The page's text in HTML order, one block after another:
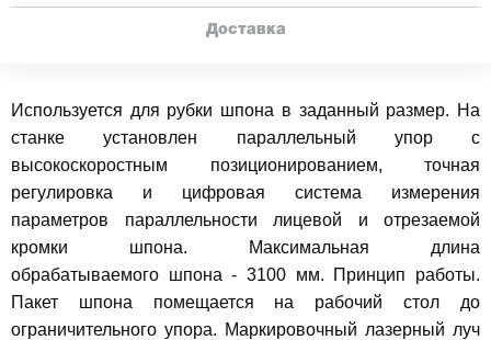
Доставка
Используется для рубки шпона в заданный размер. На
станке установлен параллельный упор с
высокоскоростным позиционированием, точная
регулировка и цифровая система измерения
параметров параллельности лицевой и отрезаемой
кромки шпона. Максимальная длина
обрабатываемого шпона - 3100 мм. Принцип работы.
Пакет шпона помещается на рабочий стол до
ограничительного упора. Маркировочный лазерный луч